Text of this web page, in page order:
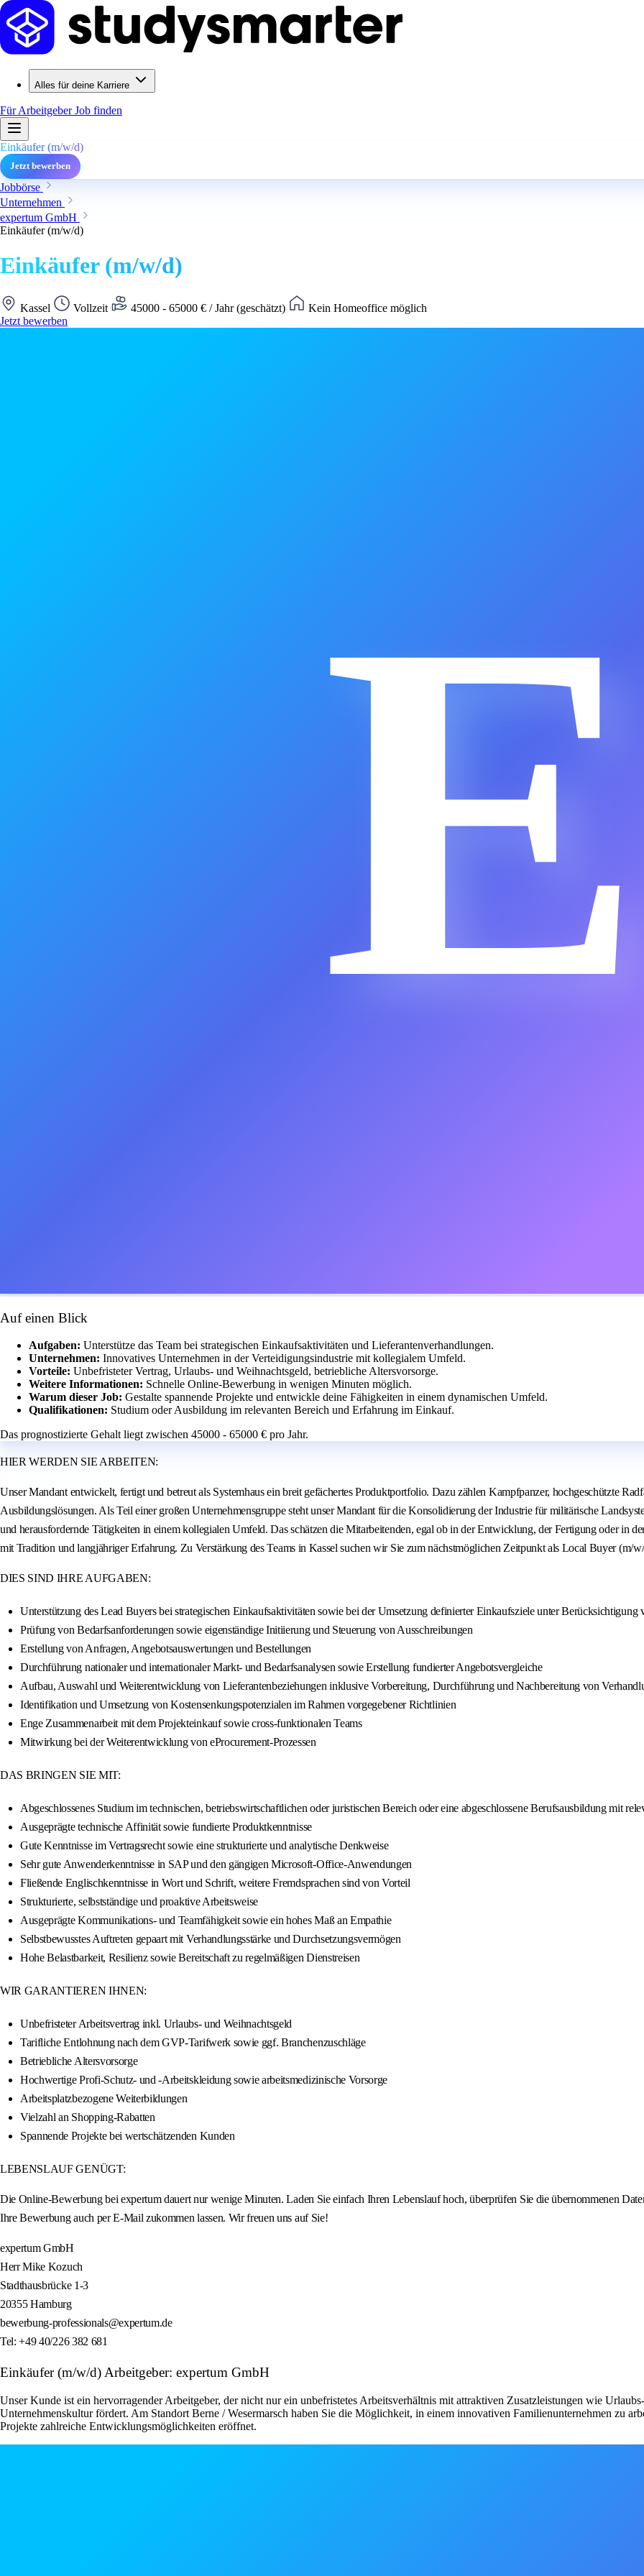
Alles für deine Karriere
Für ArbeitgeberJob finden
Einkäufer (m/w/d)
Jetzt bewerben
Jobbörse
Unternehmen
expertum GmbH
Einkäufer (m/w/d)
Einkäufer (m/w/d)
Kassel Vollzeit 45000 - 65000 € / Jahr (geschätzt)
Kein Homeoffice möglich
Jetzt bewerben
E
Auf einen Blick
Aufgaben: Unterstütze das Team bei strategischen Einkaufsaktivitäten und Lieferantenverhandlungen.
Unternehmen: Innovatives Unternehmen in der Verteidigungsindustrie mit kollegialem Umfeld.
Vorteile: Unbefristeter Vertrag, Urlaubs- und Weihnachtsgeld, betriebliche Altersvorsorge.
Weitere Informationen: Schnelle Online-Bewerbung in wenigen Minuten möglich.
Warum dieser Job: Gestalte spannende Projekte und entwickle deine Fähigkeiten in einem dynamischen Umfeld.
Qualifikationen: Studium oder Ausbildung im relevanten Bereich und Erfahrung im Einkauf.
Das prognostizierte Gehalt liegt zwischen 45000 - 65000 € pro Jahr.
HIER WERDEN SIE ARBEITEN:
Unser Mandant entwickelt, fertigt und betreut als Systemhaus ein breit gefächertes Produktportfolio. Dazu zählen Kampfpanzer, hochgeschützte
Ausbildungslösungen. Als Teil einer großen Unternehmensgruppe steht unser Mandant für die Konsolidierung der Industrie für militärische
und herausfordernde Tätigkeiten in einem kollegialen Umfeld. Das schätzen die Mitarbeitenden, egal ob in der Entwicklung, der Fertigung oder in
mit Tradition und langjähriger Erfahrung. Zu Verstärkung des Teams in Kassel suchen wir Sie zum nächstmöglichen Zeitpunkt als Local Buyer (m/
DIES SIND IHRE AUFGABEN:
Unterstützung des Lead Buyers bei strategischen Einkaufsaktivitäten sowie bei der Umsetzung definierter Einkaufsziele unter
Prüfung von Bedarfsanforderungen sowie eigenständige Initiierung und Steuerung von Ausschreibungen
Erstellung von Anfragen, Angebotsauswertungen und Bestellungen
Durchführung nationaler und internationaler Markt- und Bedarfsanalysen sowie Erstellung fundierter Angebotsvergleiche
Aufbau, Auswahl und Weiterentwicklung von Lieferantenbeziehungen inklusive Vorbereitung, Durchführung und Nachbereitung von
Identifikation und Umsetzung von Kostensenkungspotenzialen im Rahmen vorgegebener Richtlinien
Enge Zusammenarbeit mit dem Projekteinkauf sowie cross-funktionalen Teams
Mitwirkung bei der Weiterentwicklung von eProcurement-Prozessen
DAS BRINGEN SIE MIT:
Abgeschlossenes Studium im technischen, betriebswirtschaftlichen oder juristischen Bereich oder eine abgeschlossene Berufsausbildung mit
Ausgeprägte technische Affinität sowie fundierte Produktkenntnisse
Gute Kenntnisse im Vertragsrecht sowie eine strukturierte und analytische Denkweise
Sehr gute Anwenderkenntnisse in SAP und den gängigen Microsoft-Office-Anwendungen
Fließende Englischkenntnisse in Wort und Schrift, weitere Fremdsprachen sind von Vorteil
Strukturierte, selbstständige und proaktive Arbeitsweise
Ausgeprägte Kommunikations- und Teamfähigkeit sowie ein hohes Maß an Empathie
Selbstbewusstes Auftreten gepaart mit Verhandlungsstärke und Durchsetzungsvermögen
Hohe Belastbarkeit, Resilienz sowie Bereitschaft zu regelmäßigen Dienstreisen
WIR GARANTIEREN IHNEN:
Unbefristeter Arbeitsvertrag inkl. Urlaubs- und Weihnachtsgeld
Tarifliche Entlohnung nach dem GVP-Tarifwerk sowie ggf. Branchenzuschläge
Betriebliche Altersvorsorge
Hochwertige Profi-Schutz- und -Arbeitskleidung sowie arbeitsmedizinische Vorsorge
Arbeitsplatzbezogene Weiterbildungen
Vielzahl an Shopping-Rabatten
Spannende Projekte bei wertschätzenden Kunden
LEBENSLAUF GENÜGT:
Die Online-Bewerbung bei expertum dauert nur wenige Minuten. Laden Sie einfach Ihren Lebenslauf hoch, überprüfen Sie die übernommenen
Ihre Bewerbung auch per E-Mail zukommen lassen. Wir freuen uns auf Sie!
expertum GmbH
Herr Mike Kozuch
Stadthausbrücke 1-3
20355 Hamburg
bewerbung-professionals@expertum.de
Tel: +49 40/226 382 681
Einkäufer (m/w/d) Arbeitgeber: expertum GmbH
Unser Kunde ist ein hervorragender Arbeitgeber, der nicht nur ein unbefristetes Arbeitsverhältnis mit attraktiven Zusatzleistungen wie
Unternehmenskultur fördert. Am Standort Berne / Wesermarsch haben Sie die Möglichkeit, in einem innovativen Familienunternehmen zu
Projekte zahlreiche Entwicklungsmöglichkeiten eröffnet.